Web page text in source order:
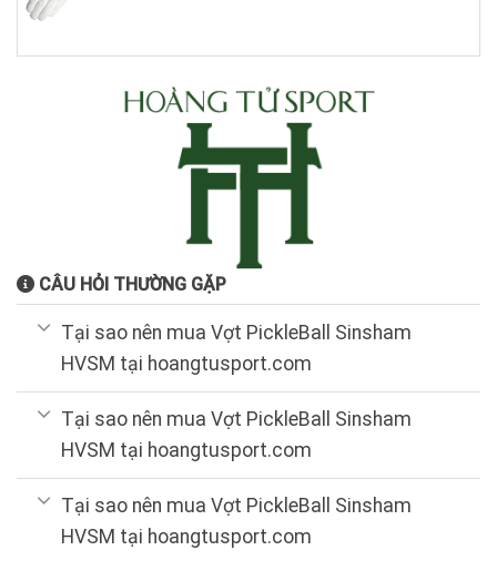
CÂU HỎI THƯỜNG GẶP
Tại sao nên mua Vợt PickleBall Sinsham
HVSM tại hoangtusport.com
Tại sao nên mua Vợt PickleBall Sinsham
HVSM tại hoangtusport.com
Tại sao nên mua Vợt PickleBall Sinsham
HVSM tại hoangtusport.com